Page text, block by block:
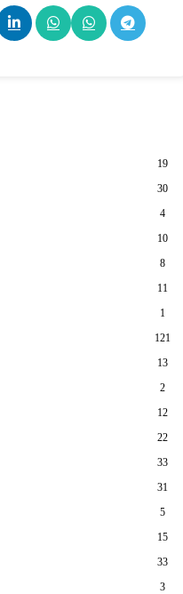
19
30
4
10
8
11
1
121
13
2
12
22
33
31
5
15
33
3